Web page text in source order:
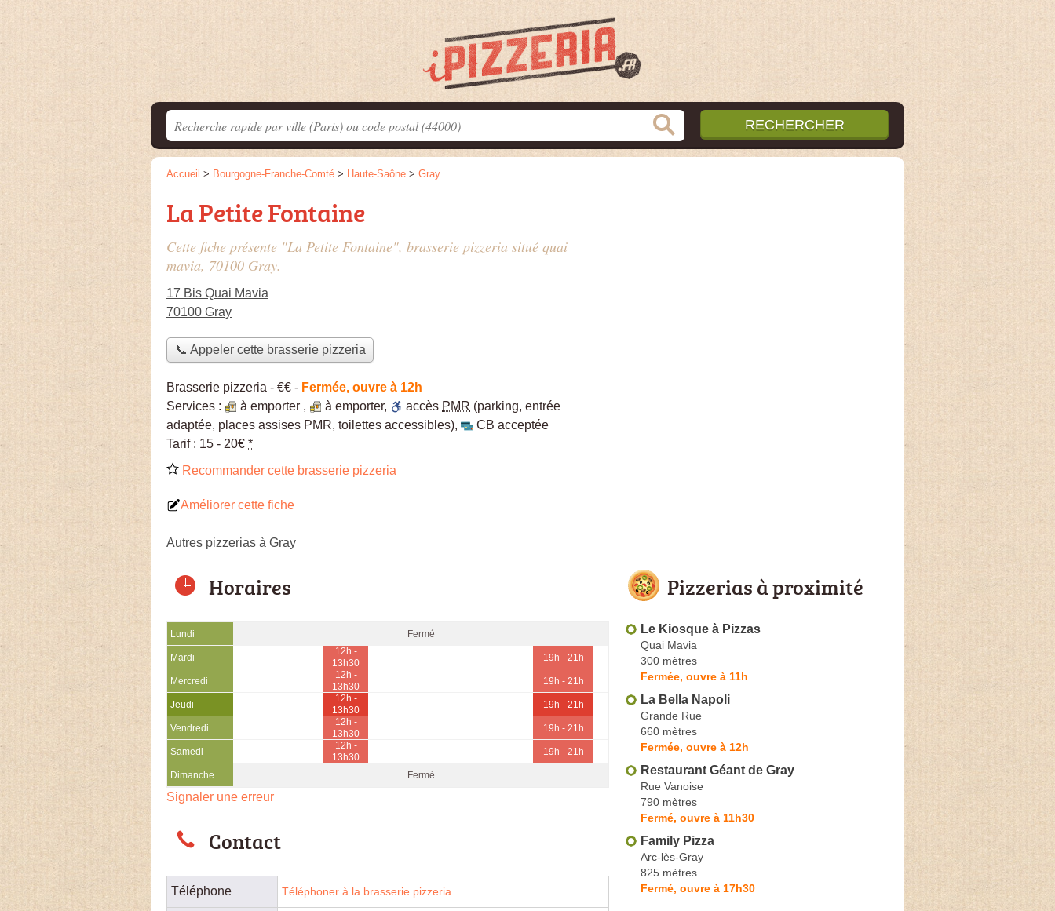
Accueil > Bourgogne-Franche-Comté > Haute-Saône > Gray
La Petite Fontaine
Cette fiche présente "La Petite Fontaine", brasserie pizzeria situé quai
mavia, 70100 Gray.
17 Bis Quai Mavia
70100 Gray
📞 Appeler cette brasserie pizzeria
Brasserie pizzeria - €€ - Fermée, ouvre à 12h
Services :
à emporter , à emporter, accès PMR (parking, entrée
adaptée, places assises PMR, toilettes accessibles),
CB acceptée
Tarif : 15 - 20€ *
Recommander cette brasserie pizzeria
Améliorer cette fiche
Autres pizzerias à Gray
Horaires
Lundi Fermé
Mardi
12h -
13h30
19h - 21h
Mercredi
12h -
13h30
19h - 21h
Jeudi
12h -
13h30
19h - 21h
Vendredi
12h -
13h30
19h - 21h
Samedi
12h -
13h30
19h - 21h
Dimanche Fermé
Signaler une erreur
Contact
Téléphone Téléphoner à la brasserie pizzeria
Pizzerias à proximité
Le Kiosque à Pizzas
Quai Mavia
300 mètres
Fermée, ouvre à 11h
La Bella Napoli
Grande Rue
660 mètres
Fermée, ouvre à 12h
Restaurant Géant de Gray
Rue Vanoise
790 mètres
Fermé, ouvre à 11h30
Family Pizza
Arc-lès-Gray
825 mètres
Fermé, ouvre à 17h30